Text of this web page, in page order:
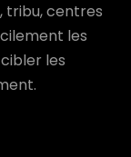
tribu, centres
les
les